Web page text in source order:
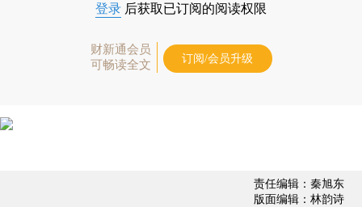
登录 后获取已订阅的阅读权限
财新通会员
可畅读全文
订阅/会员升级
责任编辑：秦旭东
版面编辑：林韵诗